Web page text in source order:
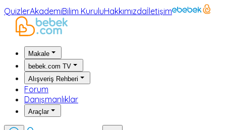
QuizlerAkademiBilim KuruluHakkımızdaİletişim
Makale
bebek.com TV
Alışveriş Rehberi
Forum
Danışmanlıklar
Araçlar